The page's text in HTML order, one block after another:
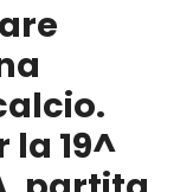
la 19^